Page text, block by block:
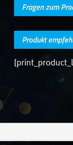
Fragen zum
Produkt